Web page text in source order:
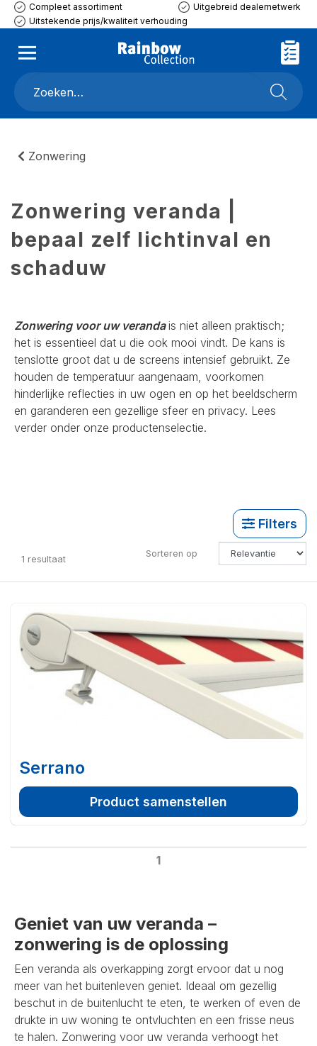
Compleet assortiment
Uitgebreid dealernetwerk
Uitstekende prijs/kwaliteit verhouding
Zonwering
Zonwering veranda |
bepaal zelf lichtinval en
schaduw
Zonwering voor uw verandais niet alleen praktisch;
het is essentieel dat u die ook mooi vindt. De kans is
tenslotte groot dat u de screens intensief gebruikt. Ze
houden de temperatuur aangenaam, voorkomen
hinderlijke reflecties in uw ogen en op het beeldscherm
en garanderen een gezellige sfeer en privacy. Lees
verder onder onze productenselectie.
Filters
1 resultaat Sorteren op
Serrano
Product samenstellen
1
Geniet van uw veranda –
zonwering is de oplossing
Een veranda als overkapping zorgt ervoor dat u nog
meer van het buitenleven geniet. Ideaal om gezellig
beschut in de buitenlucht te eten, te werken of even de
drukte in uw woning te ontvluchten en een frisse neus
te halen. Zonwering voor uw veranda verhoogt het